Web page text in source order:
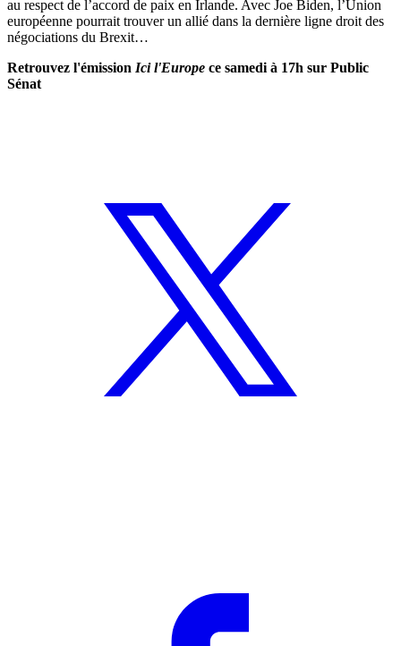
au respect de l’accord de paix en Irlande. Avec Joe Biden, l’Union
européenne pourrait trouver un allié dans la dernière ligne droit des
négociations du Brexit…
Retrouvez l'émission Ici l'Europe ce samedi à 17h sur Public
Sénat